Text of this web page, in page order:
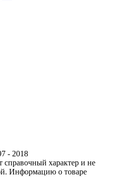
- 2018
характер и не
Информацию о товаре